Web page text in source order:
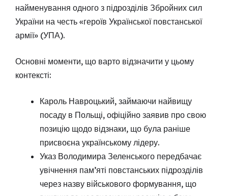
найменування одного з підрозділів Збройних сил
України на честь «героїв Української повстанської
армії» (УПА).
Основні моменти, що варто відзначити у цьому
контексті:
Кароль Навроцький, займаючи найвищу
посаду в Польщі, офіційно заявив про свою
позицію щодо відзнаки, що була раніше
присвоєна українському лідеру.
Указ Володимира Зеленського передбачає
увічнення пам’яті повстанських підрозділів
через назву військового формування, що